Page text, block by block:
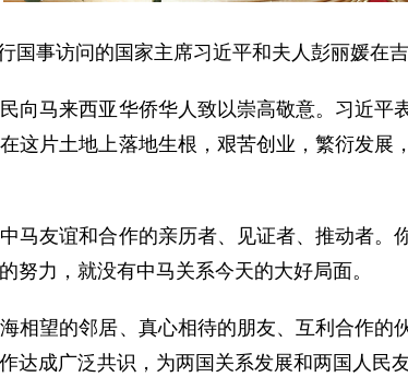
事访问的国家主席习近平和夫人彭丽媛在吉
马来西亚华侨华人致以崇高敬意。习近平
这片土地上落地生根，艰苦创业，繁衍发
友谊和合作的亲历者、见证者、推动者。
努力，就没有中马关系今天的大好局面。
望的邻居、真心相待的朋友、互利合作的
达成广泛共识，为两国关系发展和两国人民